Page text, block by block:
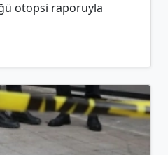
otopsi raporuyla